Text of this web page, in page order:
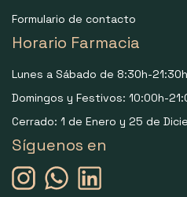
Formulario de contacto
Horario Farmacia
Lunes a Sábado de 8:30h-
Domingos y Festivos: 10:00h-
Cerrado: 1 de Enero y 25 de
Síguenos en